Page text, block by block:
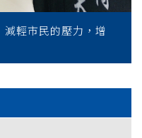
輕市民的壓力，增